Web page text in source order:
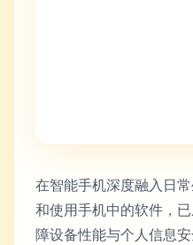
在智能手机深度融入日
和使用手机中的软件，
障设备性能与个人信息